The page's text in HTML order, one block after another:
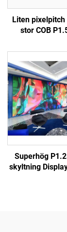
Liten pixelpitch
stor COB
displaypanel
Superhög
skyltning